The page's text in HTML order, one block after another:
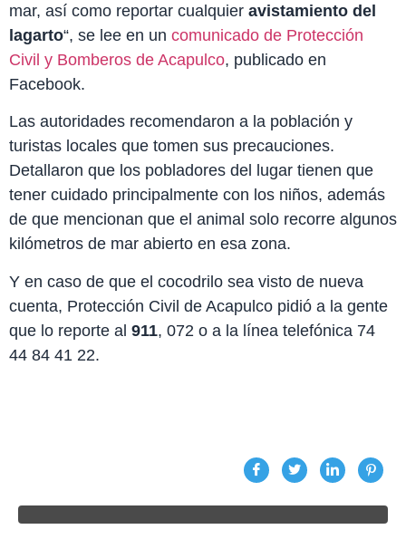
mar, así como reportar cualquier avistamiento del
lagarto“, se lee en un comunicado de Protección
Civil y Bomberos de Acapulco, publicado en
Facebook.
Las autoridades recomendaron a la población y
turistas locales que tomen sus precauciones.
Detallaron que los pobladores del lugar tienen que
tener cuidado principalmente con los niños, además
de que mencionan que el animal solo recorre algunos
kilómetros de mar abierto en esa zona.
Y en caso de que el cocodrilo sea visto de nueva
cuenta, Protección Civil de Acapulco pidió a la gente
que lo reporte al 911, 072 o a la línea telefónica 74
44 84 41 22.